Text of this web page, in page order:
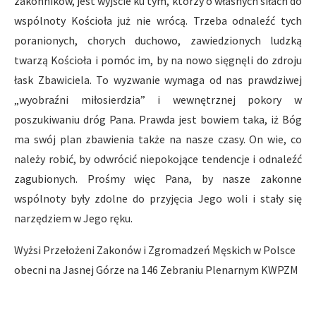
wspólnoty Kościoła już nie wrócą. Trzeba odnaleźć tych
poranionych, chorych duchowo, zawiedzionych ludzką
twarzą Kościoła i pomóc im, by na nowo sięgnęli do zdroju
łask Zbawiciela. To wyzwanie wymaga od nas prawdziwej
„wyobraźni miłosierdzia” i wewnętrznej pokory w
poszukiwaniu dróg Pana. Prawda jest bowiem taka, iż Bóg
ma swój plan zbawienia także na nasze czasy. On wie, co
należy robić, by odwrócić niepokojące tendencje i odnaleźć
zagubionych. Prośmy więc Pana, by nasze zakonne
wspólnoty były zdolne do przyjęcia Jego woli i stały się
narzędziem w Jego ręku.
Wyżsi Przełożeni Zakonów i Zgromadzeń Męskich w Polsce
obecni na Jasnej Górze na 146 Zebraniu Plenarnym KWPZM